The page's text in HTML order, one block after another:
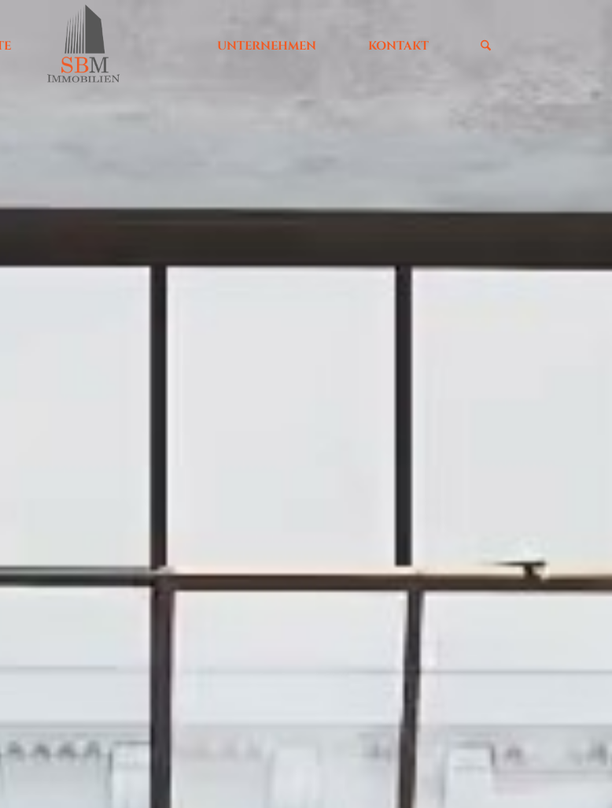
UNTERNEHMEN KONTAKT